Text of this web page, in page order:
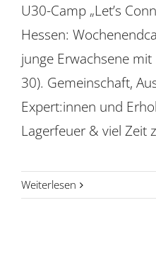
U30-Camp „Let’s
Hessen:
junge Erwachsene
30). Gemeinschaft,
Expert:innen und
Lagerfeuer & viel Zeit
Weiterlesen